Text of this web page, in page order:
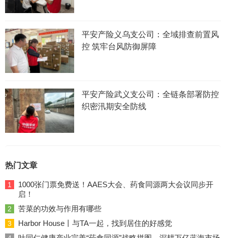
平安产险义乌支公司：全域排查前置风
控 筑牢台风防御屏障
平安产险武义支公司：全链条部署防控
织密汛期安全防线
热门文章
1
1000张门票免费送！AAES大会、药食同源两大会议同步开
启！
2 苦菜的功效与作用有哪些
3 Harbor House丨与TA一起，找到居住的好感觉